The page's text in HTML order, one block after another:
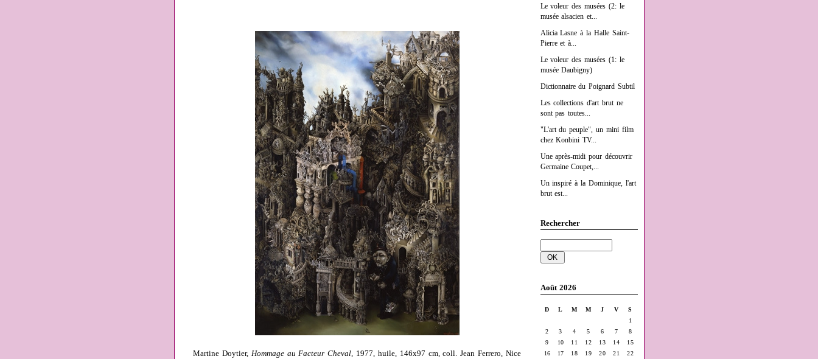
Le voleur des musées (2: le
musée alsacien et...
Alicia Lasne à la Halle Saint-
Pierre et à...
Le voleur des musées (1: le
musée Daubigny)
Dictionnaire du Poignard Subtil
Les collections d'art brut ne
sont pas toutes...
"L'art du peuple", un mini film
chez Konbini TV...
Une après-midi pour découvrir
Germaine Coupet,...
Un inspiré à la Dominique, l'art
brut est...
Rechercher
Août 2026
D L M M J V
S
1
2
3 4 5 6 7
8
9
10 11 12 13 14
15
16
17 18 19 20 21
22
Martine Doytier, Hommage au Facteur Cheval, 1977, huile, 146x97 cm, coll. Jean Ferrero, Nice